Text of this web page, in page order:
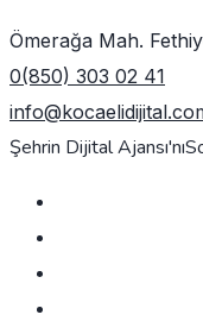
Ömerağa Mah.
0(850) 303 02 41
Şehrin Dijital Ajansı'nı